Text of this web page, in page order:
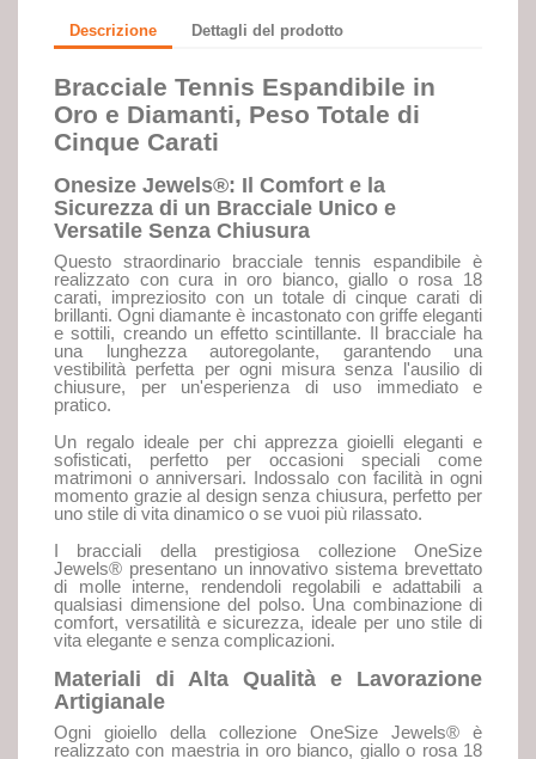
Descrizione Dettagli del prodotto
Bracciale Tennis Espandibile in
Oro e Diamanti, Peso Totale di
Cinque Carati
Onesize Jewels®: Il Comfort e la
Sicurezza di un Bracciale Unico e
Versatile Senza Chiusura
Questo straordinario bracciale tennis espandibile è
realizzato con cura in oro bianco, giallo o rosa 18
carati, impreziosito con un totale di cinque carati di
brillanti. Ogni diamante è incastonato con griffe eleganti
e sottili, creando un effetto scintillante. Il bracciale ha
una lunghezza autoregolante, garantendo una
vestibilità perfetta per ogni misura senza l'ausilio di
chiusure, per un'esperienza di uso immediato e
pratico.
Un regalo ideale per chi apprezza gioielli eleganti e
sofisticati, perfetto per occasioni speciali come
matrimoni o anniversari. Indossalo con facilità in ogni
momento grazie al design senza chiusura, perfetto per
uno stile di vita dinamico o se vuoi più rilassato.
I bracciali della prestigiosa collezione OneSize
Jewels® presentano un innovativo sistema brevettato
di molle interne, rendendoli regolabili e adattabili a
qualsiasi dimensione del polso. Una combinazione di
comfort, versatilità e sicurezza, ideale per uno stile di
vita elegante e senza complicazioni.
Materiali di Alta Qualità e Lavorazione
Artigianale
Ogni gioiello della collezione OneSize Jewels® è
realizzato con maestria in oro bianco, giallo o rosa 18